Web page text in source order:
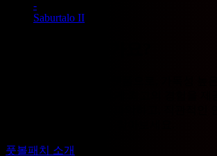
-
Saburtalo II
풋볼패치 소개